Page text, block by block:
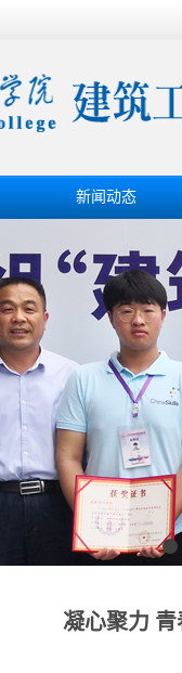
新闻动态
凝心聚力